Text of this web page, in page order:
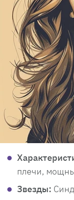
плечи,
Звезды: